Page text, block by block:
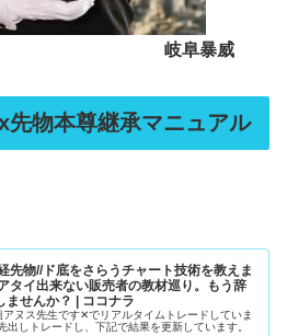
岐阜暴威
物本尊継承マニュアル
先物//ド底をさらうチャート技術を教えま
タイ出来ない販売者の教材巡り。もう辞
ませんか？ | ココナラ
アヌス先生です✕でリアルタイムトレードしていま
出しトレードし、下記で結果を更新しています。